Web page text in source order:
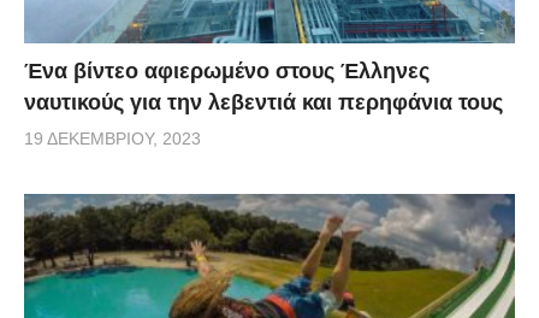
Ένα βίντεο αφιερωμένο στους Έλληνες
ναυτικούς για την λεβεντιά και περηφάνια τους
19 ΔΕΚΕΜΒΡΊΟΥ, 2023